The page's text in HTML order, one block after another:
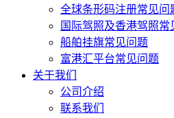
全球条形码注册常见问
国际驾照及香港驾照常
船舶挂旗常见问题
富港汇平台常见问题
关于我们
公司介绍
联系我们